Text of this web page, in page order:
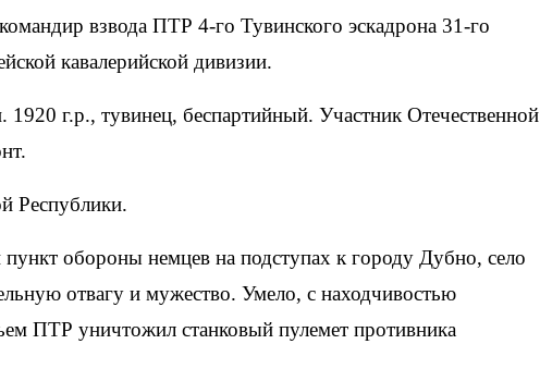
кавалерийской дивизии.
г.р., тувинец, беспартийный. Участник Отечественной
Республики.
обороны немцев на подступах к городу Дубно, село
отвагу и мужество. Умело, с находчивостью
ПТР уничтожил станковый пулемет противника